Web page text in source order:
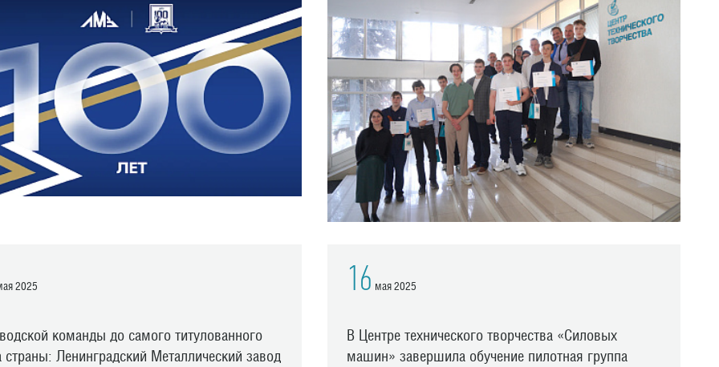
2025
команды до самого титулованного
страны: Ленинградский Металлический завод
16 мая 2025
В Центре технического творчества «Силовых
машин» завершила обучение пилотная группа